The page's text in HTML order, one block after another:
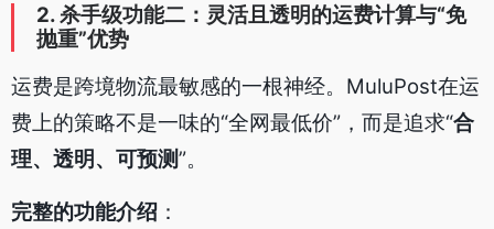
2. 杀手级功能二：灵活且透明的运费计算与“免
抛重”优势
运费是跨境物流最敏感的一根神经。MuluPost在运
费上的策略不是一味的“全网最低价”，而是追求“合
理、透明、可预测”。
完整的功能介绍 ：